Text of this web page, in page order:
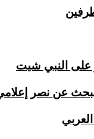
على النبي شيت